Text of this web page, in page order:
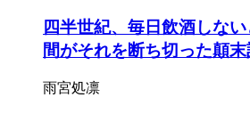
四半世紀、毎日飲酒しな
間がそれを断ち切った顛末
雨宮処凛